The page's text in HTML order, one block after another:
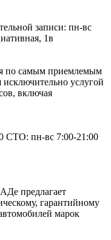
записи: пн-вс
1в
по самым приемлемым
услугой
включая
СТО: пн-вс 7:00-21:00
предлагает
гарантийному
марок